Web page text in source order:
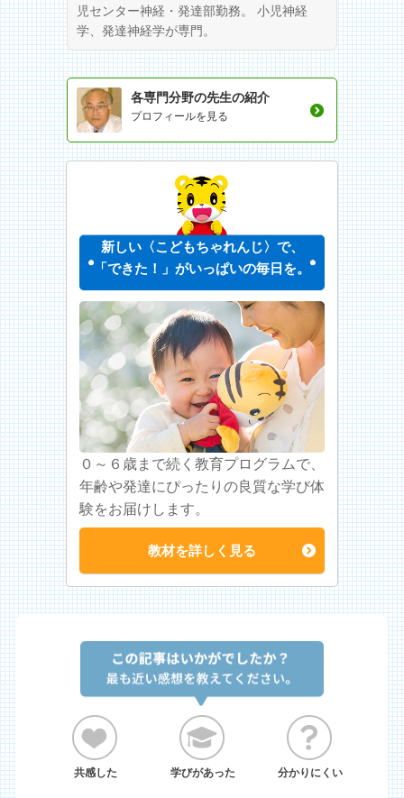
児センター神経・発達部勤務。 小児神経
学、発達神経学が専門。
各専門分野の先生の紹介
プロフィールを見る
新しい〈こどもちゃれんじ〉で、
「できた！」がいっぱいの毎日を。
０～６歳まで続く教育プログラムで、
年齢や発達にぴったりの良質な学び体
験をお届けします。
教材を詳しく見る
共感した 学びがあった 分かりにくい